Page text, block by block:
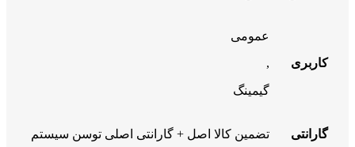
کاربری
عمومی
,
گیمینگ
گارانتی تضمین کالا اصل + گارانتی اصلی توسن سیستم